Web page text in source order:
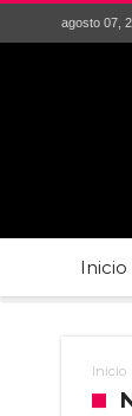
agosto 07,
Inicio
Inicio